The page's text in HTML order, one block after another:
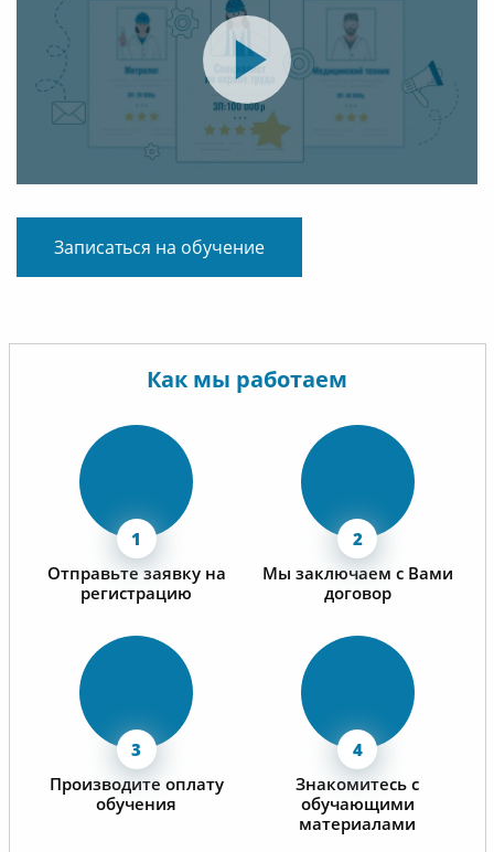
Записаться на обучение
Как мы работаем
Отправьте заявку на
регистрацию
Мы заключаем с Вами
договор
Производите оплату
обучения
Знакомитесь с
обучающими
материалами